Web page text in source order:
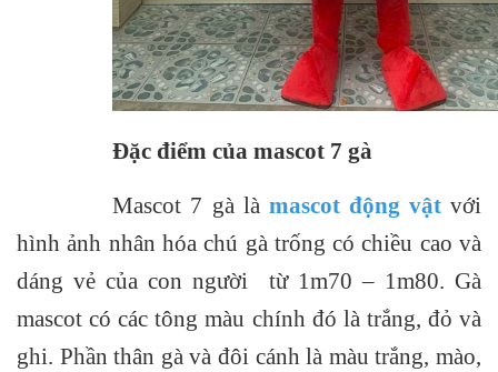
Đặc điểm của mascot 7 gà
Mascot 7 gà là mascot động vậtvới
hình ảnh nhân hóa chú gà trống có chiều cao và
dáng vẻ của con người từ 1m70 – 1m80. Gà
mascot có các tông màu chính đó là trắng, đỏ và
ghi. Phần thân gà và đôi cánh là màu trắng, mào,